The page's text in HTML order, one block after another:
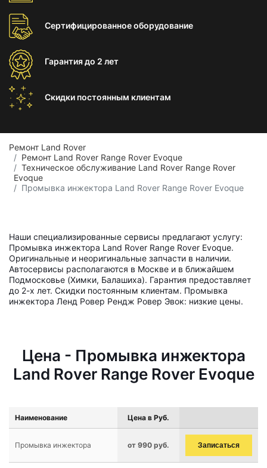
Сертифицированноеоборудование
Гарантиядо 2 лет
Скидки постоянным клиентам
Ремонт Land Rover
Ремонт Land Rover Range Rover Evoque
Техническое обслуживание Land Rover Range Rover
Evoque
Промывка инжектора Land Rover Range Rover Evoque
Наши специализированные сервисы предлагают услугу:
Промывка инжектора Land Rover Range Rover Evoque.
Оригинальные и неоригинальные запчасти в наличии.
Автосервисы располагаются в Москве и в ближайшем
Подмосковье (Химки, Балашиха). Гарантия предоставляет
до 2-х лет. Скидки постоянным клиентам. Промывка
инжектора Ленд Ровер Рендж Ровер Эвок: низкие цены.
Цена - Промывка инжектора
Land Rover Range Rover Evoque
Наименование Цена в Руб.
Промывка инжектора от 990 руб. Записаться